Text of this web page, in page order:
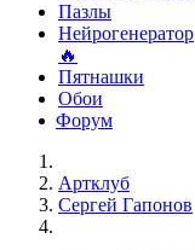
Пазлы
Нейрогенератор
🔥
Пятнашки
Обои
Форум
Артклуб
Сергей Гапонов